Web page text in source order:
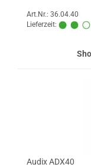
Art.Nr.: 36.04.40
Lieferzeit:
Audix ADX40